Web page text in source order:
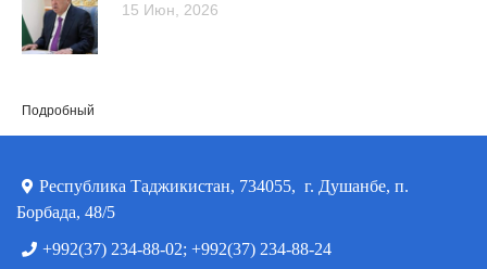
15 Июн, 2026
Подробный
Республика Таджикистан, 734055, г. Душанбе, п.
Борбада, 48/5
+992(37) 234-88-02; +992(37) 234-88-24